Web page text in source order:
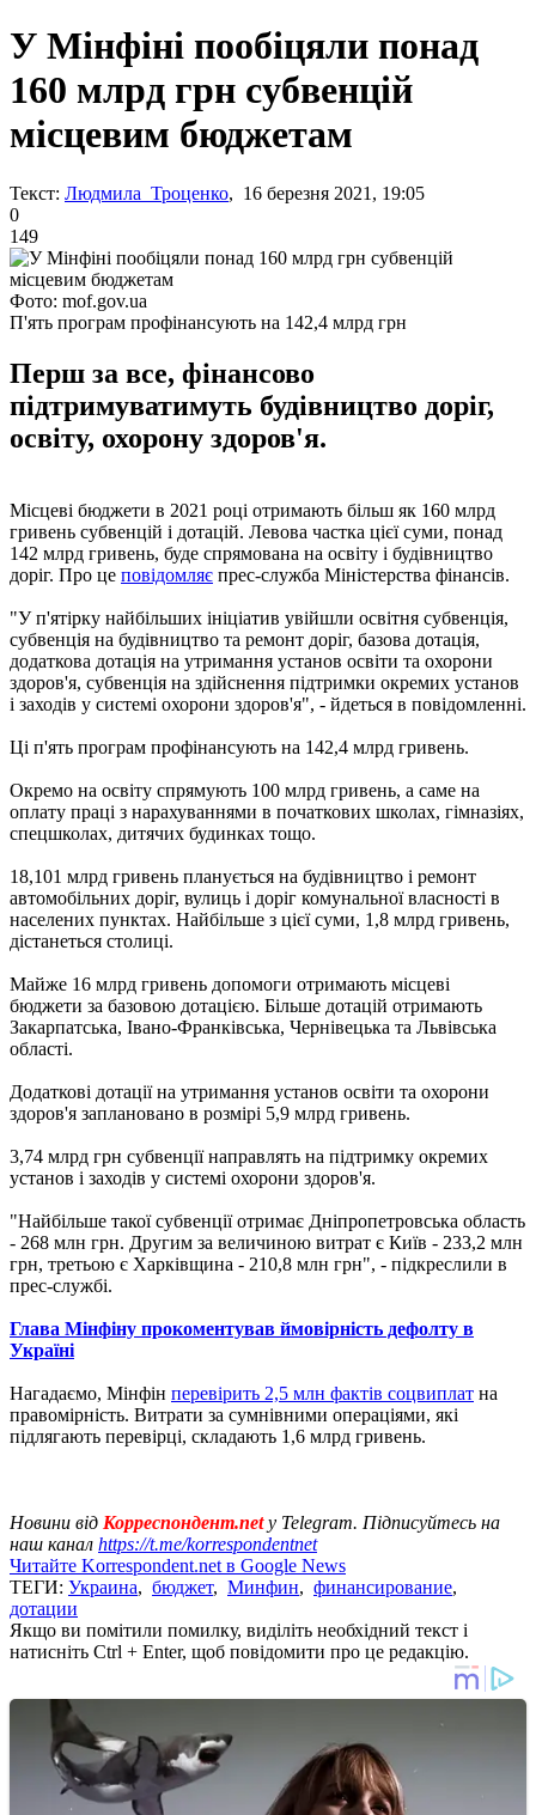
У Мінфіні пообіцяли понад
160 млрд грн субвенцій
місцевим бюджетам
Текст: Людмила Троценко, 16 березня 2021, 19:05
0
149
Фото: mof.gov.ua
П'ять програм профінансують на 142,4 млрд грн
Перш за все, фінансово
підтримуватимуть будівництво доріг,
освіту, охорону здоров'я.
Місцеві бюджети в 2021 році отримають більш як 160 млрд
гривень субвенцій і дотацій. Левова частка цієї суми, понад
142 млрд гривень, буде спрямована на освіту і будівництво
доріг. Про це повідомляє прес-служба Міністерства фінансів.
"У п'ятірку найбільших ініціатив увійшли освітня субвенція,
субвенція на будівництво та ремонт доріг, базова дотація,
додаткова дотація на утримання установ освіти та охорони
здоров'я, субвенція на здійснення підтримки окремих установ
і заходів у системі охорони здоров'я", - йдеться в повідомленні.
Ці п'ять програм профінансують на 142,4 млрд гривень.
Окремо на освіту спрямують 100 млрд гривень, а саме на
оплату праці з нарахуваннями в початкових школах, гімназіях,
спецшколах, дитячих будинках тощо.
18,101 млрд гривень планується на будівництво і ремонт
автомобільних доріг, вулиць і доріг комунальної власності в
населених пунктах. Найбільше з цієї суми, 1,8 млрд гривень,
дістанеться столиці.
Майже 16 млрд гривень допомоги отримають місцеві
бюджети за базовою дотацією. Більше дотацій отримають
Закарпатська, Івано-Франківська, Чернівецька та Львівська
області.
Додаткові дотації на утримання установ освіти та охорони
здоров'я заплановано в розмірі 5,9 млрд гривень.
3,74 млрд грн субвенції направлять на підтримку окремих
установ і заходів у системі охорони здоров'я.
"Найбільше такої субвенції отримає Дніпропетровська область
- 268 млн грн. Другим за величиною витрат є Київ - 233,2 млн
грн, третьою є Харківщина - 210,8 млн грн", - підкреслили в
прес-службі.
Глава Мінфіну прокоментував ймовірність дефолту в
Україні
Нагадаємо, Мінфін перевірить 2,5 млн фактів соцвиплат на
правомірність. Витрати за сумнівними операціями, які
підлягають перевірці, складають 1,6 млрд гривень.
Новини від Корреспондент.netу Telegram. Підписуйтесь на
наш канал https://t.me/korrespondentnet
Читайте Korrespondent.net в Google News
ТЕГИ: Украина, бюджет, Минфин, финансирование,
дотации
Якщо ви помітили помилку, виділіть необхідний текст і
натисніть Ctrl + Enter, щоб повідомити про це редакцію.